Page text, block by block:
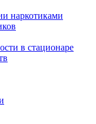
наркотиками
в стационаре